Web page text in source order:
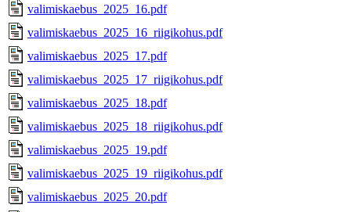
valimiskaebus_2025_16.pdf
valimiskaebus_2025_16_riigikohus.pdf
valimiskaebus_2025_17.pdf
valimiskaebus_2025_17_riigikohus.pdf
valimiskaebus_2025_18.pdf
valimiskaebus_2025_18_riigikohus.pdf
valimiskaebus_2025_19.pdf
valimiskaebus_2025_19_riigikohus.pdf
valimiskaebus_2025_20.pdf